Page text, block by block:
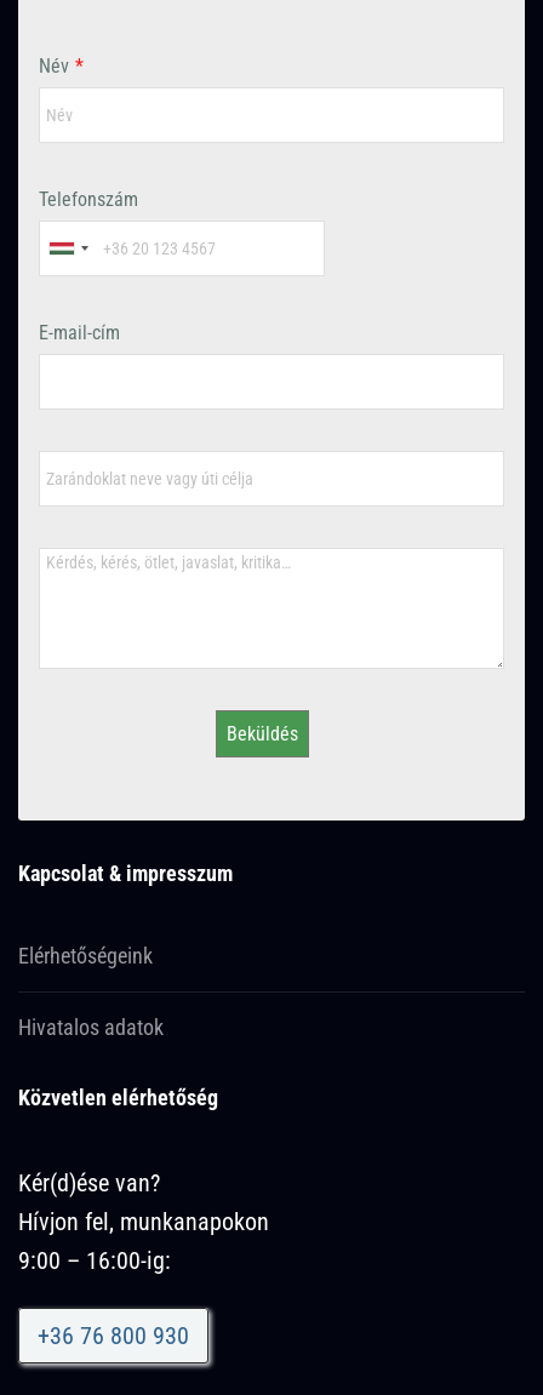
Név *
Telefonszám
E-mail-cím
Beküldés
Kapcsolat & impresszum
Elérhetőségeink
Hivatalos adatok
Közvetlen elérhetőség
Kér(d)ése van?
Hívjon fel, munkanapokon
9:00 – 16:00-ig:
+36 76 800 930